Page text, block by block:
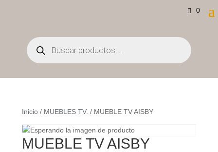
0
Búsqueda
de
productos
Inicio/ MUEBLES TV. / MUEBLE TV AISBY
MUEBLE TV AISBY